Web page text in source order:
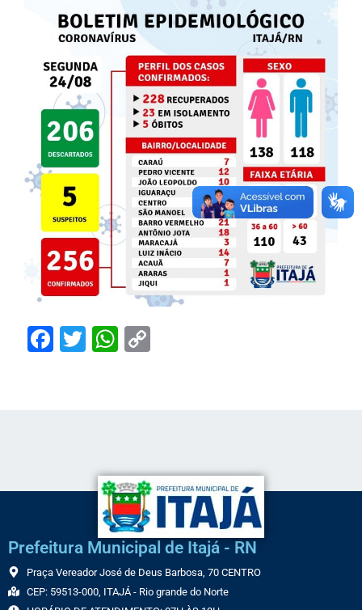
Facebook
TwitterWhatsApp
Prefeitura Municipal de Itajá - RN
Praça Vereador José de Deus Barbosa, 70 CENTRO
CEP: 59513-000, ITAJÁ - Rio grande do Norte